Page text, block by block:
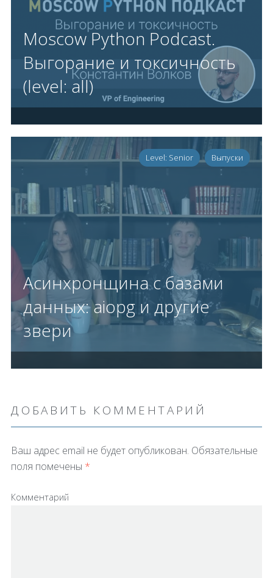
Moscow Python Podcast.
Выгорание и токсичность
(level: all)
Level: Senior Выпуски
Асинхронщина с базами
данных: aiopg и другие
звери
ДОБАВИТЬ КОММЕНТАРИЙ
Ваш адрес email не будет опубликован. Обязательные
поля помечены *
Комментарий